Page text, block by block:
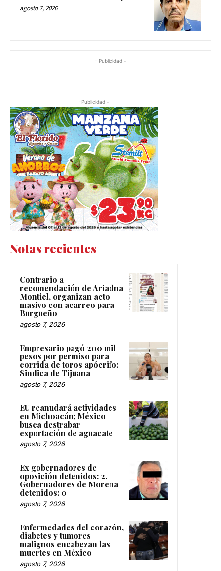
agosto 7, 2026
- Publicidad -
-Publicidad -
Notas recientes
Contrario a
recomendación de Ariadna
Montiel, organizan acto
masivo con acarreo para
Burgueño
agosto 7, 2026
Empresario pagó 200 mil
pesos por permiso para
corrida de toros apócrifo:
Sindica de Tijuana
agosto 7, 2026
EU reanudará actividades
en Michoacán; México
busca destrabar
exportación de aguacate
agosto 7, 2026
Ex gobernadores de
oposición detenidos: 2.
Gobernadores de Morena
detenidos: 0
agosto 7, 2026
Enfermedades del corazón,
diabetes y tumores
malignos encabezan las
muertes en México
agosto 7, 2026